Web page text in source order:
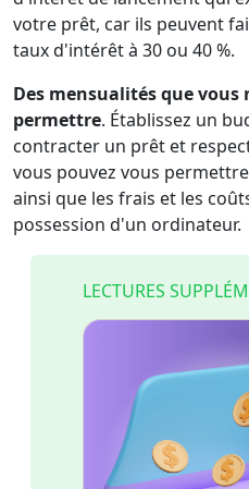
votre prêt, car ils peuvent
taux d'intérêt à 30 ou 40 %.
Des mensualités que vous
permettre. Établissez un
contracter un prêt et
vous pouvez vous
ainsi que les frais et les
possession d'un ordinateur.
LECTURES